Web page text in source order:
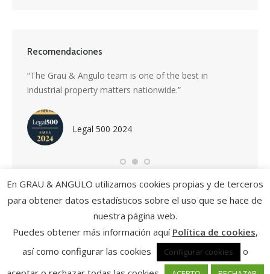
Recomendaciones
“The Grau & Angulo team is one of the best in
industrial property matters nationwide.”
Legal 500 2024
Política de privacidad y condiciones de uso| Política de cookies
© Grau & Angulo Abogados
En GRAU & ANGULO utilizamos cookies propias y de terceros
para obtener datos estadísticos sobre el uso que se hace de
nuestra página web.
Puedes obtener más información aquí Política de cookies,
así como configurar las cookies
Configurar cookies
o